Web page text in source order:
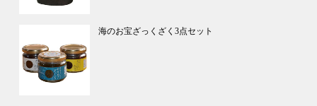
海のお宝ざっくざく3点セット